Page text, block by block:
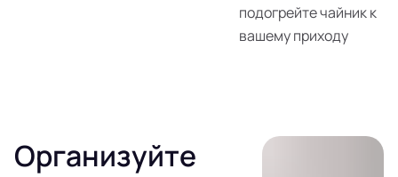
подогрейте чайник к
вашему приходу
Организуйте